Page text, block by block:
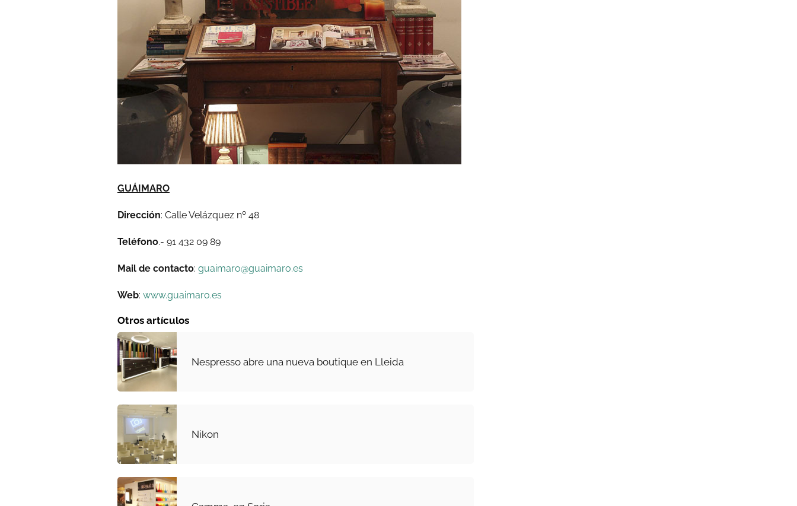
GUÁIMARO
Dirección: Calle Velázquez nº 48
Teléfono.- 91 432 09 89
Mail de contacto: guaimaro@guaimaro.es
Web: www.guaimaro.es
Otros artículos
Nespresso abre una nueva boutique en Lleida
Nikon